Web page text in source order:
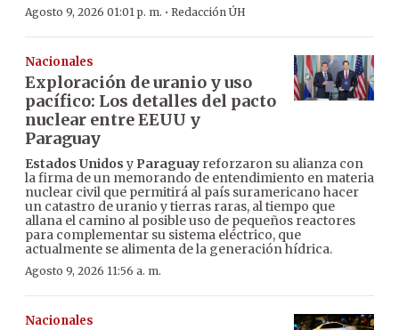
Agosto 9, 2026 01:01 p. m. · Redacción ÚH
Nacionales
Exploración de uranio y uso
pacífico: Los detalles del pacto
nuclear entre EEUU y
Paraguay
Estados Unidos y Paraguay reforzaron su alianza con
la firma de un memorando de entendimiento en materia
nuclear civil que permitirá al país suramericano hacer
un catastro de uranio y tierras raras, al tiempo que
allana el camino al posible uso de pequeños reactores
para complementar su sistema eléctrico, que
actualmente se alimenta de la generación hídrica.
Agosto 9, 2026 11:56 a. m.
Nacionales